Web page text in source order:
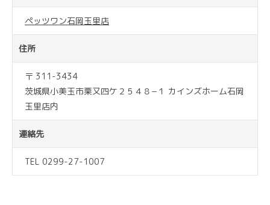
ペッツワン石岡玉里店
住所
〒 311-3434
茨城県小美玉市栗又四ケ２５４８−１ カインズホーム石岡
玉里店内
連絡先
TEL 0299-27-1007